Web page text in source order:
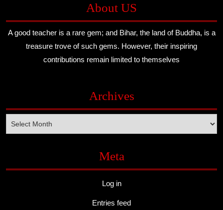
About US
A good teacher is a rare gem; and Bihar, the land of Buddha, is a
treasure trove of such gems. However, their inspiring
contributions remain limited to themselves
Archives
Meta
Log in
Entries feed